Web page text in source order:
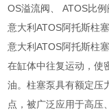
OS溢流阀、 ATOS比
意大利ATOS阿托斯柱
意大利ATOS阿托斯柱
在缸体中往复运动，使
油。柱塞泵具有额定压
点，被广泛应用于高压